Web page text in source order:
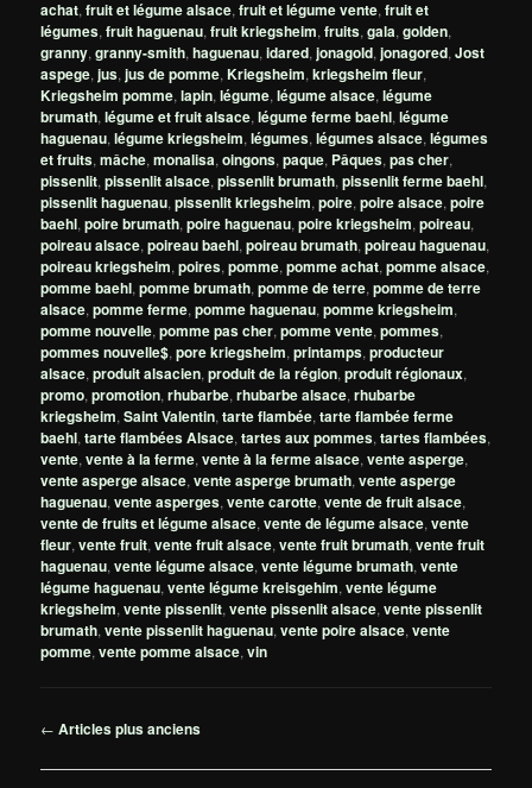
achat,fruit et légume alsace,fruit et légume vente,fruit et
légumes,fruit haguenau,fruit kriegsheim,fruits,gala,golden,
granny,granny-smith,haguenau,idared,jonagold,jonagored,Jost
aspege,jus,jus de pomme,Kriegsheim,kriegsheim fleur,
Kriegsheim pomme,lapin,légume,légume alsace,légume
brumath,légume et fruit alsace,légume ferme baehl,légume
haguenau,légume kriegsheim,légumes,légumes alsace,légumes
et fruits,mâche,monalisa,oingons,paque, Pâques,pas cher,
pissenlit,pissenlit alsace,pissenlit brumath,pissenlit ferme baehl,
pissenlit haguenau,pissenlit kriegsheim,poire,poire alsace,poire
baehl,poire brumath,poire haguenau,poire kriegsheim,poireau,
poireau alsace,poireau baehl,poireau brumath,poireau haguenau,
poireau kriegsheim,poires,pomme,pomme achat,pomme alsace,
pomme baehl,pomme brumath,pomme de terre,pomme de terre
alsace,pomme ferme,pomme haguenau,pomme kriegsheim,
pomme nouvelle,pomme pas cher,pomme vente,pommes,
pommes nouvelle$,pore kriegsheim,printamps,producteur
alsace,produit alsacien,produit de la région,produit régionaux,
promo,promotion,rhubarbe,rhubarbe alsace,rhubarbe
kriegsheim,Saint Valentin,tarte flambée,tarte flambée ferme
baehl,tarte flambées Alsace,tartes aux pommes,tartes flambées,
vente,vente à la ferme,vente à la ferme alsace,vente asperge,
vente asperge alsace,vente asperge brumath,vente asperge
haguenau,vente asperges,vente carotte,vente de fruit alsace,
vente de fruits et légume alsace,vente de légume alsace,vente
fleur,vente fruit,vente fruit alsace,vente fruit brumath,vente fruit
haguenau,vente légume alsace,vente légume brumath,vente
légume haguenau,vente légume kreisgehim,vente légume
kriegsheim,vente pissenlit,vente pissenlit alsace,vente pissenlit
brumath,vente pissenlit haguenau,vente poire alsace,vente
pomme,vente pomme alsace,vin
Navigation
articles
← Articles plus anciens